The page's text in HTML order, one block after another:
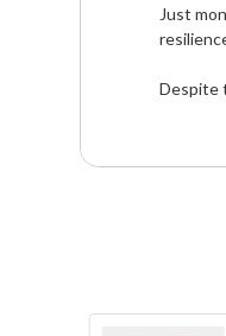
Just
Despite